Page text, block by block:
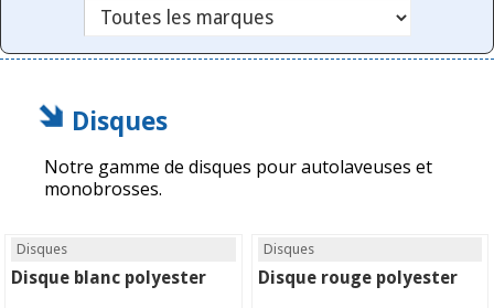
Disques
Notre gamme de disques pour autolaveuses et
monobrosses.
Disques
Disque blanc polyester
Disques
Disque rouge polyester